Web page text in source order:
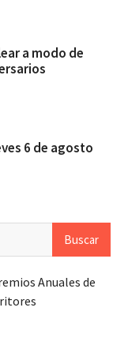
a modo de
6 de agosto
Anuales de